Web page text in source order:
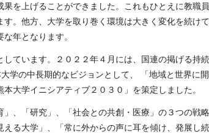
を上げることができました。これもひとえに教職
。他方、大学を取り巻く環境は大きく変化を続け
年となります。
ています。２０２２年４月には、国連の掲げる持
学の中長期的なビジョンとして、 「地域と世界に
大学イニシアティブ２０３０」を策定しました。
、「研究」、「社会との共創・医療」の３つの戦
る大学」、「常に外からの声に耳を傾け、発展し